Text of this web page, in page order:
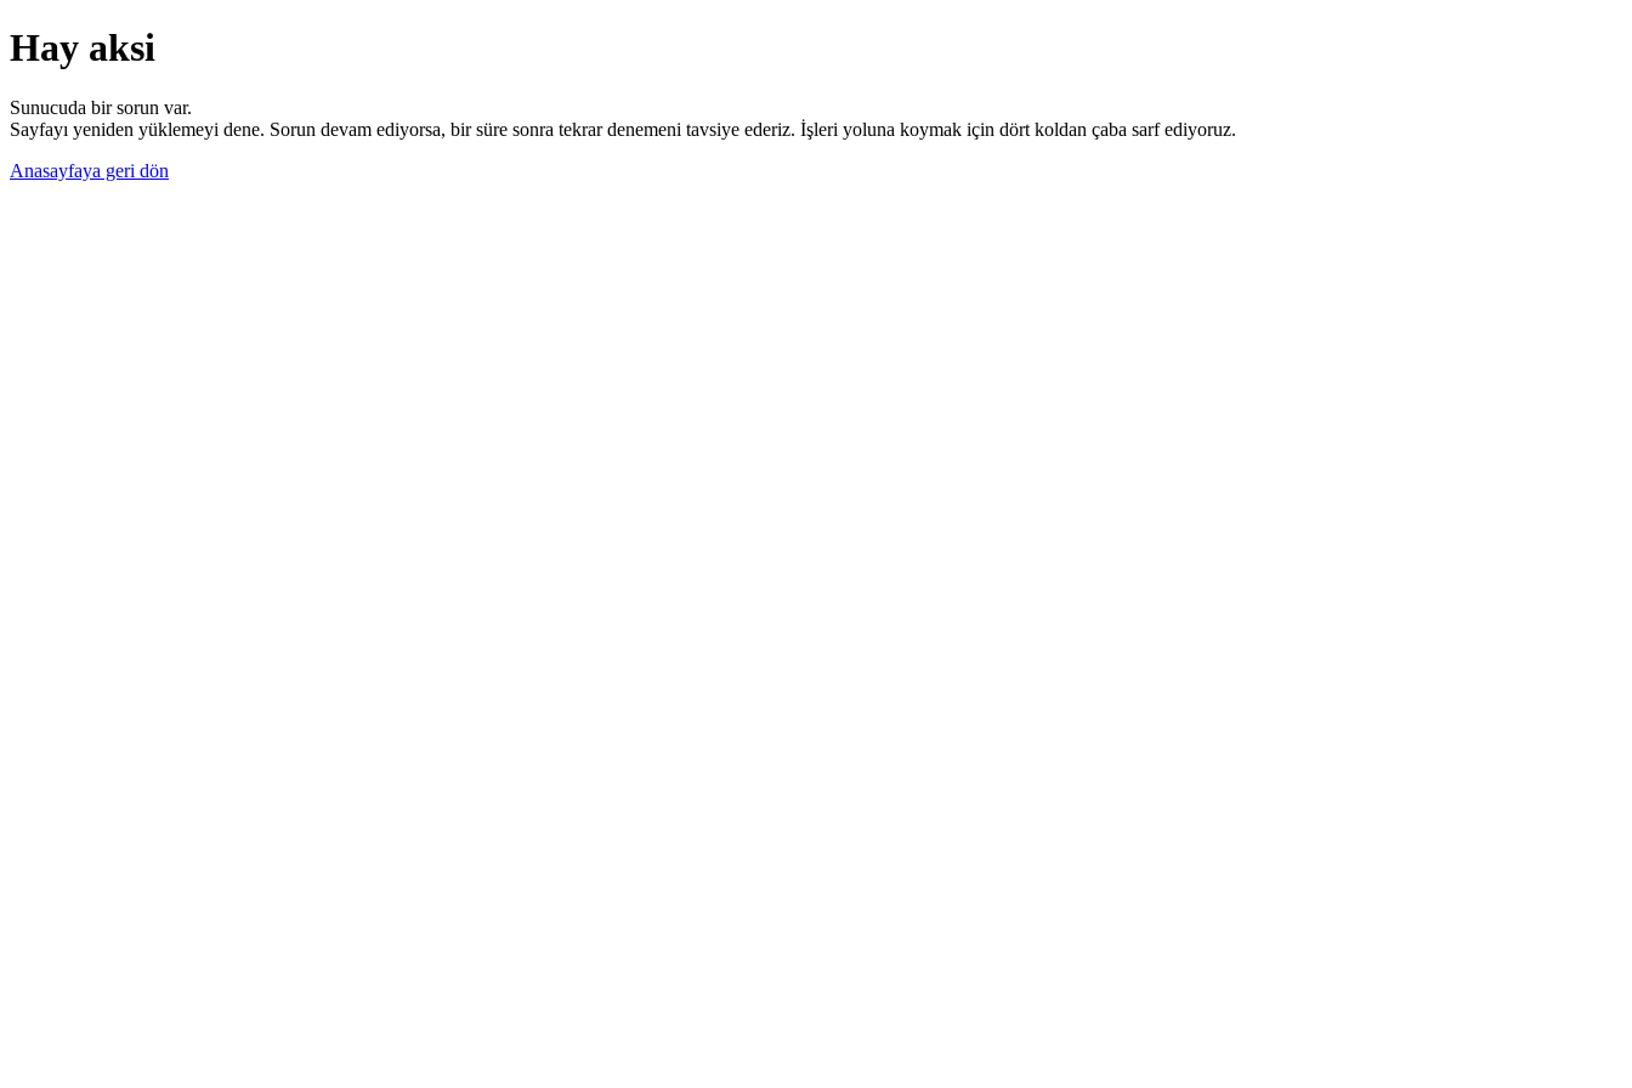
Hay aksi
Sunucuda bir sorun var.
Sayfayı yeniden yüklemeyi dene. Sorun devam ediyorsa, bir süre sonra tekrar denemeni tavsiye ederiz. İşleri yoluna koymak için dört koldan çaba sarf ediyoruz.
Anasayfaya geri dön